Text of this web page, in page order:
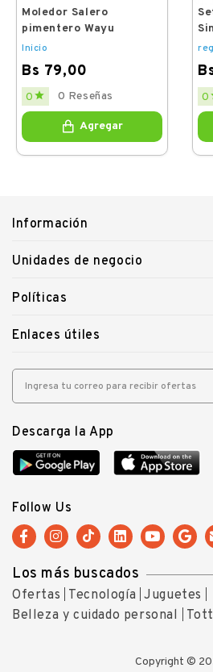
Moledor Salero
pimentero Wayu
Inicio
Bs 79,00
Price
0  0 Reseñas
Agregar
0
Información
Unidades de negocio
Políticas
Enlaces útiles
Descarga la App
Follow Us
Los más buscados
Ofertas Tecnología Juguetes
Belleza y cuidado personal
Copyright ©